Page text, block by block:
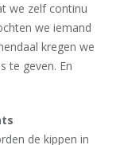
we zelf continu
we iemand
kregen we
te geven. En
de kippen in